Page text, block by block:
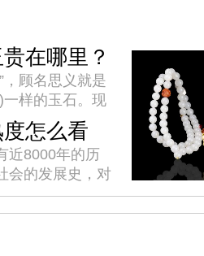
保平安，消
在哪里？
，顾名思义就是
样的玉石。现
：其透闪石成
羊脂白玉的鉴
纯、结构...
怎么看
近8000年的历
会的发展史，对
刻的理解，有着
。白玉有着巨大
，而白玉的...